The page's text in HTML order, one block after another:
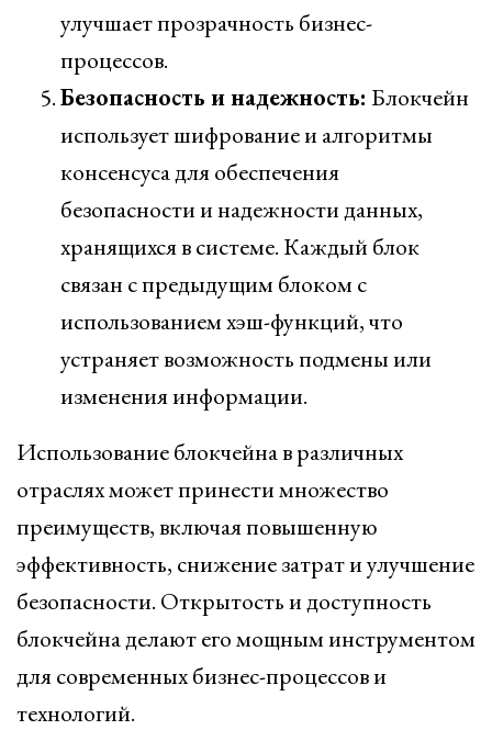
улучшает прозрачность бизнес-
процессов.
Безопасность и надежность: Блокчейн
использует шифрование и алгоритмы
консенсуса для обеспечения
безопасности и надежности данных,
хранящихся в системе. Каждый блок
связан с предыдущим блоком с
использованием хэш-функций, что
устраняет возможность подмены или
изменения информации.
Использование блокчейна в различных
отраслях может принести множество
преимуществ, включая повышенную
эффективность, снижение затрат и улучшение
безопасности. Открытость и доступность
блокчейна делают его мощным инструментом
для современных бизнес-процессов и
технологий.